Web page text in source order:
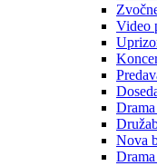
Video
Nova